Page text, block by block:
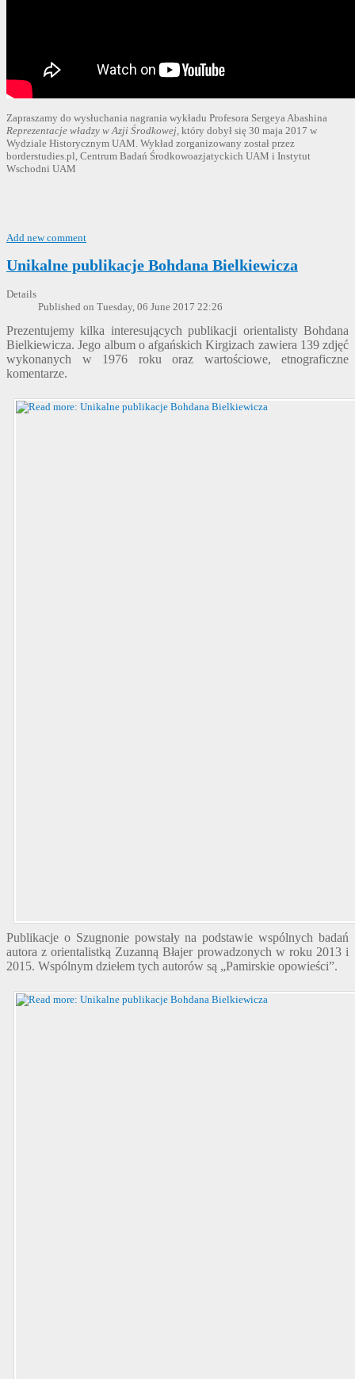
Zapraszamy do wysłuchania nagrania wykładu Profesora Sergeya Abashina
Reprezentacje władzy w Azji Środkowej, który dobył się 30 maja 2017 w
Wydziale Historycznym UAM. Wykład zorganizowany został przez
borderstudies.pl, Centrum Badań Środkowoazjatyckich UAM i Instytut
Wschodni UAM
Add new comment
Unikalne publikacje Bohdana Bielkiewicza
Details
Published on Tuesday, 06 June 2017 22:26
Prezentujemy kilka interesujących publikacji orientalisty Bohdana
Bielkiewicza. Jego album o afgańskich Kirgizach zawiera 139 zdjęć
wykonanych w 1976 roku oraz wartościowe, etnograficzne
komentarze.
Publikacje o Szugnonie powstały na podstawie wspólnych badań
autora z orientalistką Zuzanną Błajer prowadzonych w roku 2013 i
2015. Wspólnym dziełem tych autorów są „Pamirskie opowieści”.